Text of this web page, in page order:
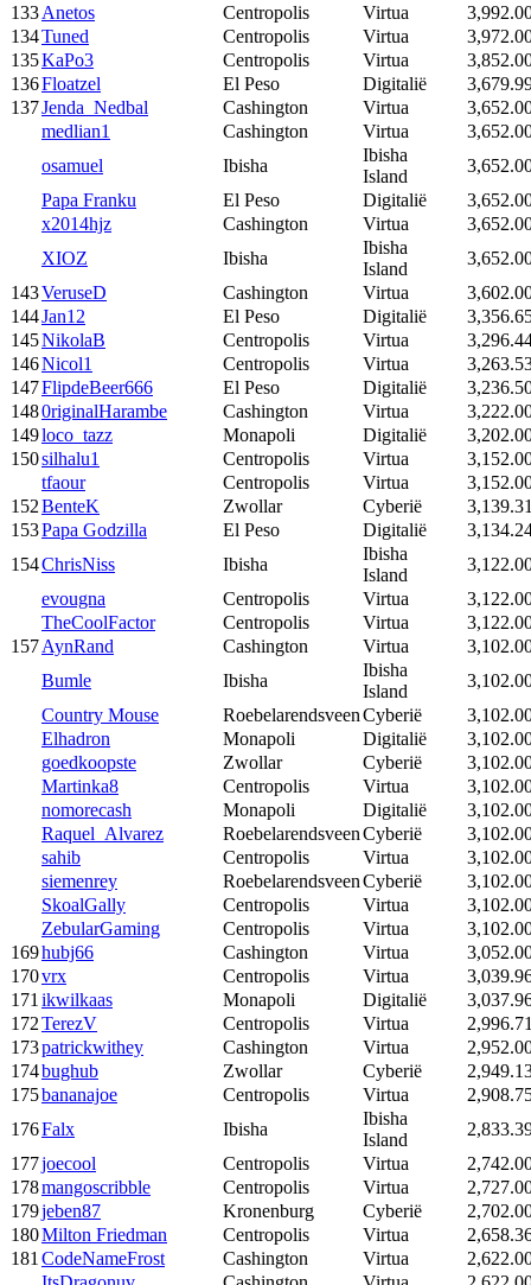
133Anetos Centropolis Virtua
134Tuned Centropolis Virtua
135KaPo3 Centropolis Virtua
136Floatzel El Peso Digitalië
137Jenda_Nedbal Cashington Virtua
medlian1
Cashington Virtua
osamuel
Ibisha
Ibisha
Island
Papa Franku
El Peso Digitalië
x2014hjz
Cashington Virtua
XIOZ
Ibisha
Ibisha
Island
143VeruseD Cashington Virtua
144Jan12 El Peso Digitalië
145NikolaB Centropolis Virtua
146Nicol1 Centropolis Virtua
147FlipdeBeer666 El Peso Digitalië
1480riginalHarambe Cashington Virtua
149loco_tazz Monapoli Digitalië
150silhalu1 Centropolis Virtua
tfaour
Centropolis Virtua
152BenteK Zwollar Cyberië
153Papa Godzilla El Peso Digitalië
154ChrisNiss Ibisha
Ibisha
Island
evougna
Centropolis Virtua
TheCoolFactor
Centropolis Virtua
157AynRand Cashington Virtua
Bumle
Ibisha
Ibisha
Island
Country Mouse
RoebelarendsveenCyberië
Elhadron
Monapoli Digitalië
goedkoopste
Zwollar Cyberië
Martinka8
Centropolis Virtua
nomorecash
Monapoli Digitalië
Raquel_Alvarez
RoebelarendsveenCyberië
sahib
Centropolis Virtua
siemenrey
RoebelarendsveenCyberië
SkoalGally
Centropolis Virtua
ZebularGaming
Centropolis Virtua
169hubj66 Cashington Virtua
170vrx Centropolis Virtua
171 ikwilkaas Monapoli Digitalië
172TerezV Centropolis Virtua
173patrickwithey Cashington Virtua
174bughub Zwollar Cyberië
175bananajoe Centropolis Virtua
176Falx Ibisha
Ibisha
Island
177joecool Centropolis Virtua
178mangoscribble Centropolis Virtua
179jeben87 Kronenburg Cyberië
180Milton Friedman Centropolis Virtua
181 CodeNameFrost Cashington Virtua